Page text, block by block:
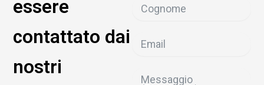
essere
contattato dai
nostri